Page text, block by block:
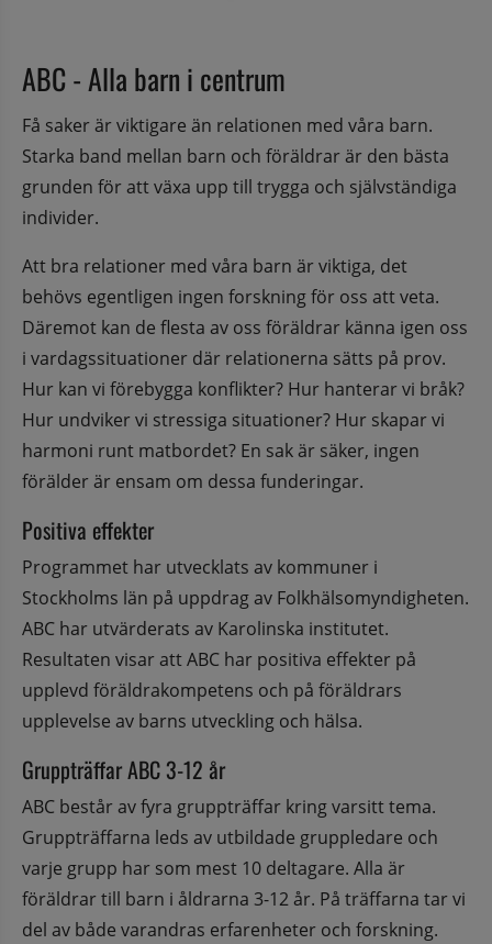
ABC - Alla barn i centrum
Få saker är viktigare än relationen med våra barn.
Starka band mellan barn och föräldrar är den bästa
grunden för att växa upp till trygga och självständiga
individer.
Att bra relationer med våra barn är viktiga, det
behövs egentligen ingen forskning för oss att veta.
Däremot kan de flesta av oss föräldrar känna igen oss
i vardagssituationer där relationerna sätts på prov.
Hur kan vi förebygga konflikter? Hur hanterar vi bråk?
Hur undviker vi stressiga situationer? Hur skapar vi
harmoni runt matbordet? En sak är säker, ingen
förälder är ensam om dessa funderingar.
Positiva effekter
Programmet har utvecklats av kommuner i
Stockholms län på uppdrag av Folkhälsomyndigheten.
ABC har utvärderats av Karolinska institutet.
Resultaten visar att ABC har positiva effekter på
upplevd föräldrakompetens och på föräldrars
upplevelse av barns utveckling och hälsa.
Gruppträffar ABC 3-12 år
ABC består av fyra gruppträffar kring varsitt tema.
Gruppträffarna leds av utbildade gruppledare och
varje grupp har som mest 10 deltagare. Alla är
föräldrar till barn i åldrarna 3-12 år. På träffarna tar vi
del av både varandras erfarenheter och forskning.